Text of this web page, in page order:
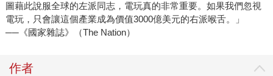
圖藉此說服全球的左派同志，電玩真的非常重要。如果我們忽視
電玩，只會讓這個產業成為價值3000億美元的右派喉舌。」
──《國家雜誌》（The Nation）
作者